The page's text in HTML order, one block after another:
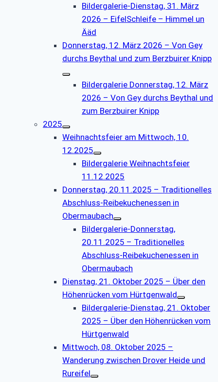
Bildergalerie-Dienstag, 31. März
2026 – EifelSchleife – Himmel un
Ääd
Donnerstag, 12. März 2026 – Von Gey
durchs Beythal und zum Berzbuirer Knipp
Bildergalerie Donnerstag, 12. März
2026 – Von Gey durchs Beythal und
zum Berzbuirer Knipp
2025
Weihnachtsfeier am Mittwoch, 10.
12.2025
Bildergalerie Weihnachtsfeier
11.12.2025
Donnerstag, 20.11.2025 – Traditionelles
Abschluss-Reibekuchenessen in
Obermaubach
Bildergalerie-Donnerstag,
20.11.2025 – Traditionelles
Abschluss-Reibekuchenessen in
Obermaubach
Dienstag, 21. Oktober 2025 – Über den
Höhenrücken vom Hürtgenwald
Bildergalerie-Dienstag, 21. Oktober
2025 – Über den Höhenrücken vom
Hürtgenwald
Mittwoch, 08. Oktober 2025 –
Wanderung zwischen Drover Heide und
Rureifel